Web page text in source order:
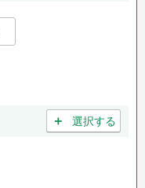
＋ 選択する